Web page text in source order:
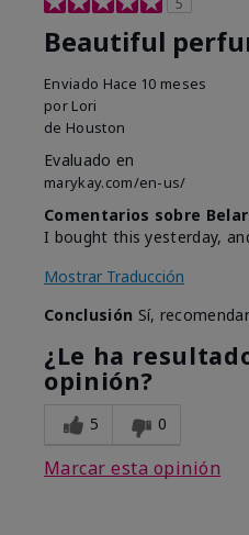
Beautiful
Enviado Hace 10 meses
por Lori
de Houston
Evaluado en
marykay.com/en-us/
Comentarios sobre
I bought this yesterday,
Mostrar Traducción
Conclusión Sí,
¿Le ha
opinión?
5 0
Marcar esta opinión